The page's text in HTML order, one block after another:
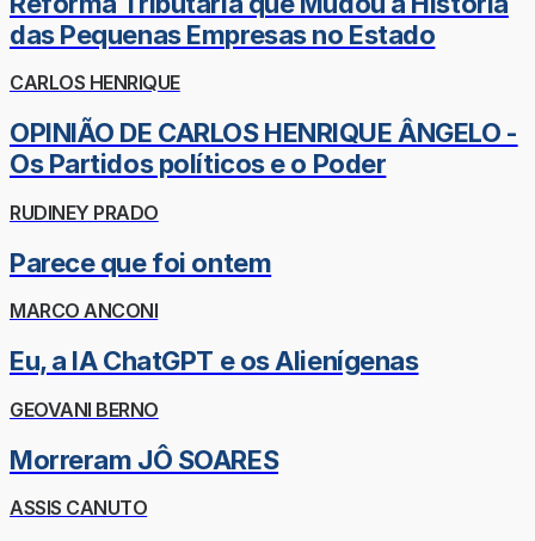
das Pequenas Empresas no Estado
CARLOS HENRIQUE
OPINIÃO DE CARLOS HENRIQUE ÂNGELO -
Os Partidos políticos e o Poder
RUDINEY PRADO
Parece que foi ontem
MARCO ANCONI
Eu, a IA ChatGPT e os Alienígenas
GEOVANI BERNO
Morreram JÔ SOARES
ASSIS CANUTO